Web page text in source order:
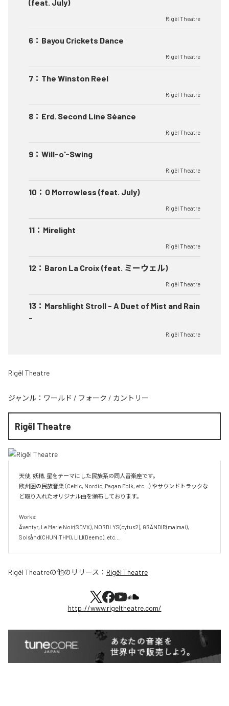
(feat. July)
Rigël Theatre
6 ： Bayou Crickets Dance
Rigël Theatre
7 ： The Winston Reel
Rigël Theatre
8 ： Erd. Second Line Séance
Rigël Theatre
9 ： Will-o'-Swing
Rigël Theatre
10 ： O Morrowless (feat. July)
Rigël Theatre
11 ： Mirelight
Rigël Theatre
12 ： Baron La Croix (feat. ミーウェル)
Rigël Theatre
13 ： Marshlight Stroll - A Duet of Mist and Rain
-
Rigël Theatre
Rigël Theatre
ジャンル： ワールド / フォーク / カントリー
Rigël Theatre
天使, 妖精, 星をテーマにした民族系の同人音楽座です。
欧州圏の民族音楽（Celtic, Nordic, Pagan Folk, etc...）やサウンドトラックな
ど取り入れたオリジナル曲を頒布しております。
Works:
Äventyr, Le Merle Noir(SDVX), NORDLYS(cytus2), GRÄNDIR(maimai),
Solsånd(CHUNITHM), LILI(Deemo), etc...
Rigël Theatreの他のリリース： Rigël Theatre
http://www.rigeltheatre.com/